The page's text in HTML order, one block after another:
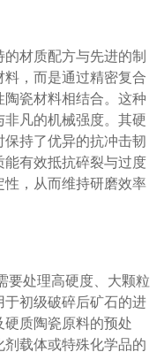
材质配方与先进的制
，而是通过精密复合
瓷材料相结合。这种
凡的机械强度。其硬
持了优异的抗冲击韧
有效抵抗碎裂与过度
，从而维持研磨效率
要处理高硬度、大颗粒
初级破碎后矿石的进
质陶瓷原料的预处
载体或特殊化学品的